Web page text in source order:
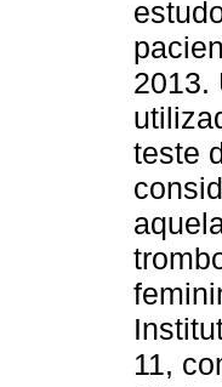
2013.
teste
11,